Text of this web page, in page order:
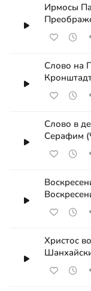
Ирмосы
Слово на
Слово в
Серафим
Христос